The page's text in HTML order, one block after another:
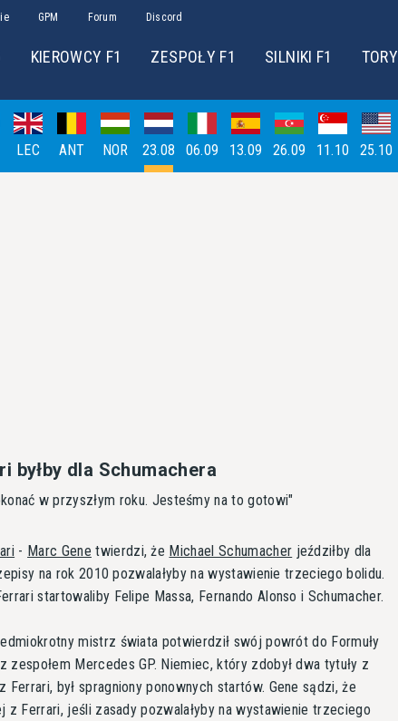
GPM Forum Discord
KIEROWCY F1 ZESPOŁY F1 SILNIKI F1 TORY
LEC ANT NOR 23.08 06.09 13.09 26.09 11.10 25.10
byłby dla Schumachera
w przyszłym roku. Jesteśmy na to gotowi"
- Marc Gene twierdzi, że Michael Schumacher jeździłby dla
na rok 2010 pozwalałyby na wystawienie trzeciego bolidu.
startowaliby Felipe Massa, Fernando Alonso i Schumacher.
mistrz świata potwierdził swój powrót do Formuły
zespołem Mercedes GP. Niemiec, który zdobył dwa tytuły z
Ferrari, był spragniony ponownych startów. Gene sądzi, że
z Ferrari, jeśli zasady pozwalałyby na wystawienie trzeciego